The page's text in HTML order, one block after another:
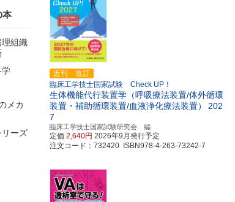
近刊 改訂
臨床工学技士国家試験 Check UP！
生体機能代行装置学（呼吸療法装置/体外循環
装置・補助循環装置/血液浄化療法装置）
202
7
臨床工学技士国家試験研究会 編
定価 2,640円 2026年9月発行予定
注文コード：732420 ISBN978-4-263-73242-7
本
理組織
学
メカ
リーズ